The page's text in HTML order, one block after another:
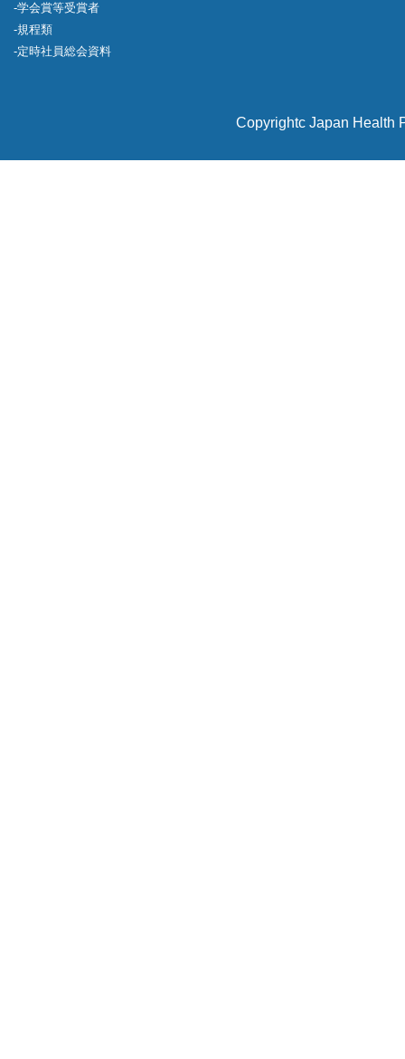
学会賞等受賞者
規程類
定時社員総会資料
Copyrightc Japan Health